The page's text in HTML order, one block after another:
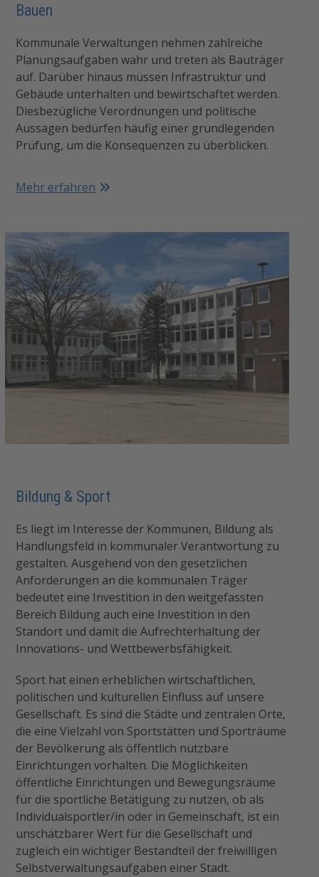
Bauen
Kommunale Verwaltungen nehmen zahlreiche
Planungsaufgaben wahr und treten als Bauträger
auf. Darüber hinaus müssen Infrastruktur und
Gebäude unterhalten und bewirtschaftet werden.
Diesbezügliche Verordnungen und politische
Aussagen bedürfen häufig einer grundlegenden
Prüfung, um die Konsequenzen zu überblicken.
Mehr erfahren
Bildung & Sport
Es liegt im Interesse der Kommunen, Bildung als
Handlungsfeld in kommunaler Verantwortung zu
gestalten. Ausgehend von den gesetzlichen
Anforderungen an die kommunalen Träger
bedeutet eine Investition in den weitgefassten
Bereich Bildung auch eine Investition in den
Standort und damit die Aufrechterhaltung der
Innovations- und Wettbewerbsfähigkeit.
Sport hat einen erheblichen wirtschaftlichen,
politischen und kulturellen Einfluss auf unsere
Gesellschaft. Es sind die Städte und zentralen Orte,
die eine Vielzahl von Sportstätten und Sporträume
der Bevölkerung als öffentlich nutzbare
Einrichtungen vorhalten. Die Möglichkeiten
öffentliche Einrichtungen und Bewegungsräume
für die sportliche Betätigung zu nutzen, ob als
Individualsportler/in oder in Gemeinschaft, ist ein
unschätzbarer Wert für die Gesellschaft und
zugleich ein wichtiger Bestandteil der freiwilligen
Selbstverwaltungsaufgaben einer Stadt.